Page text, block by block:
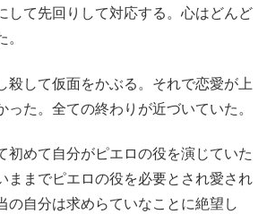
して先回りして対応する。心はどんど
殺して仮面をかぶる。それで恋愛が上
った。全ての終わりが近づいていた。
初めて自分がピエロの役を演じていた
ままでピエロの役を必要とされ愛され
の自分は求めらていなことに絶望し